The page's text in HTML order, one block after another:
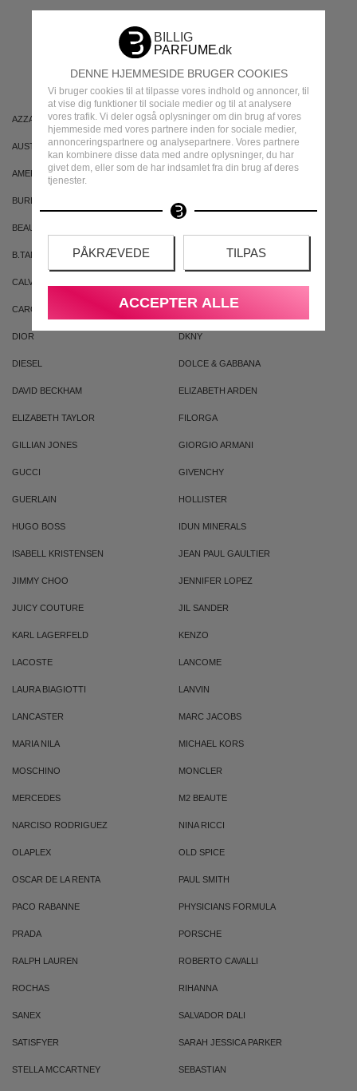
DENNE HJEMMESIDE BRUGER COOKIES
Vi bruger cookies til at tilpasse vores indhold og annoncer, til
at vise dig funktioner til sociale medier og til at analysere
vores trafik. Vi deler også oplysninger om din brug af vores
hjemmeside med vores partnere inden for sociale medier,
annonceringspartnere og analysepartnere. Vores partnere
kan kombinere disse data med andre oplysninger, du har
givet dem, eller som de har indsamlet fra din brug af deres
tjenester.
PÅKRÆVEDE TILPAS
ACCEPTER ALLE
MEST POPULÆRE
MÆRKER
AZZARO ARIANA GRANDE
AUSTRALIAN GOLD AUSTRALIAN BODYCARE
AMERICAN CREW ARMAF
BURBERRY
BEAUTE PACIFIQUE
B.TAN BRUNO BANANI
CALVIN KLEIN
CAROLINA HERRERA CLEAN
DIOR DKNY
DIESEL DOLCE & GABBANA
DAVID BECKHAM ELIZABETH ARDEN
ELIZABETH TAYLOR FILORGA
GILLIAN JONES GIORGIO ARMANI
GUCCI GIVENCHY
GUERLAIN HOLLISTER
HUGO BOSS IDUN MINERALS
ISABELL KRISTENSEN JEAN PAUL GAULTIER
JIMMY CHOO JENNIFER LOPEZ
JUICY COUTURE JIL SANDER
KARL LAGERFELD KENZO
LACOSTE LANCOME
LAURA BIAGIOTTI LANVIN
LANCASTER MARC JACOBS
MARIA NILA MICHAEL KORS
MOSCHINO MONCLER
MERCEDES M2 BEAUTE
NARCISO RODRIGUEZ NINA RICCI
OLAPLEX OLD SPICE
OSCAR DE LA RENTA PAUL SMITH
PACO RABANNE PHYSICIANS FORMULA
PRADA PORSCHE
RALPH LAUREN ROBERTO CAVALLI
ROCHAS RIHANNA
SANEX SALVADOR DALI
SATISFYER SARAH JESSICA PARKER
STELLA MCCARTNEY SEBASTIAN